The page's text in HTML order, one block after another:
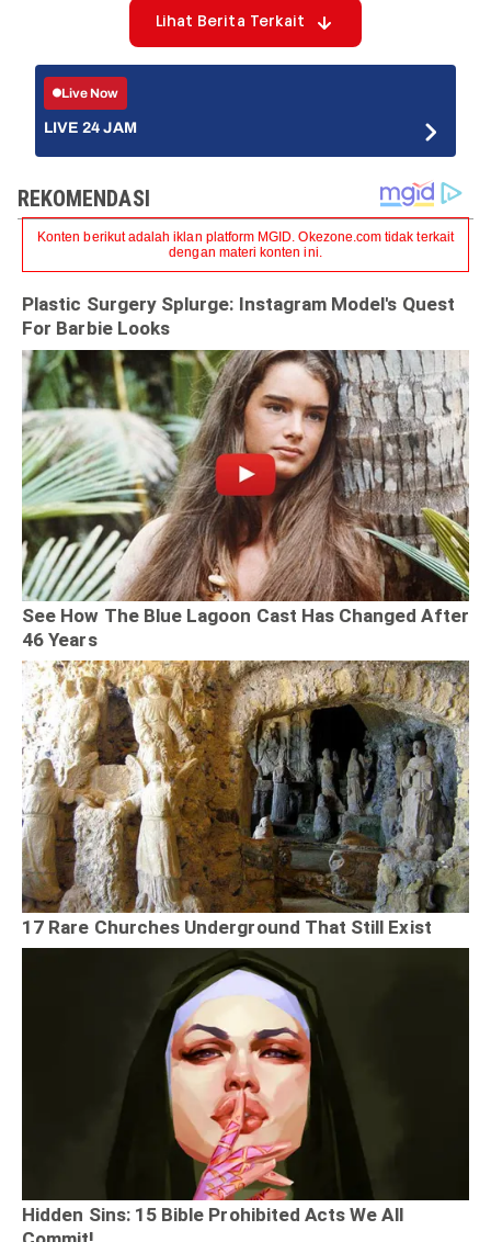
Lihat Berita Terkait
Live Now
LIVE 24 JAM